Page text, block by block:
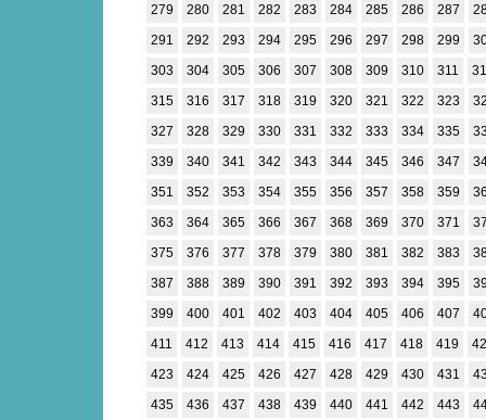
279
280 281 282 283 284 285 286 287
291
292 293 294 295 296 297 298 299
303
304 305 306 307 308 309 310 311
315
316 317 318 319 320 321 322 323
327
328 329 330 331 332 333 334 335
339
340 341 342 343 344 345 346 347
351
352 353 354 355 356 357 358 359
363
364 365 366 367 368 369 370 371
375
376 377 378 379 380 381 382 383
387
388 389 390 391 392 393 394 395
399
400 401 402 403 404 405 406 407
411
412 413 414 415 416 417 418 419
423
424 425 426 427 428 429 430 431
435
436 437 438 439 440 441 442 443